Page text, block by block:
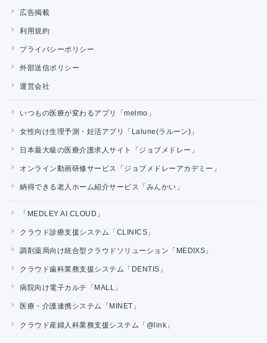
広告掲載
利用規約
プライバシーポリシー
外部送信ポリシー
運営会社
いつもの医療が変わるアプリ「melmo」
女性向け生理予測・妊活アプリ「Lalune(ラルーン)」
日本最大級の医療介護求人サイト「ジョブメドレー」
オンライン動画研修サービス「ジョブメドレーアカデミー」
納得できる老人ホーム紹介サービス「みんかい」
「MEDLEY AI CLOUD」
クラウド診療支援システム「CLINICS」
調剤薬局向け統合型クラウドソリューション「MEDIXS」
クラウド歯科業務支援システム「DENTIS」
病院向け電子カルテ「MALL」
医療・介護連携システム「MINET」
クラウド産婦人科業務支援システム「@link」